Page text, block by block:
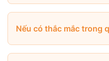
Nếu có thắc mắc trong